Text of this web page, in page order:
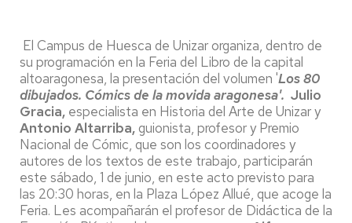
El Campus de Huesca de Unizar organiza, dentro de
su programación en la Feria del Libro de la capital
altoaragonesa, la presentación del volumen 'Los 80
dibujados. Cómics de la movida aragonesa'. Julio
Gracia, especialista en Historia del Arte de Unizar y
Antonio Altarriba,guionista, profesor y Premio
Nacional de Cómic, que son los coordinadores y
autores de los textos de este trabajo, participarán
este sábado, 1 de junio, en este acto previsto para
las 20:30 horas, en la Plaza López Allué, que acoge la
Feria. Les acompañarán el profesor de Didáctica de la